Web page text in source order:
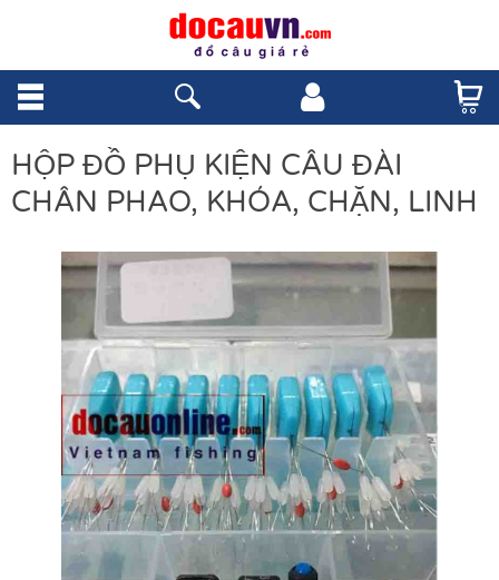
HỘP ĐỒ PHỤ KIỆN CÂU ĐÀI
CHÂN PHAO, KHÓA, CHẶN, LINH